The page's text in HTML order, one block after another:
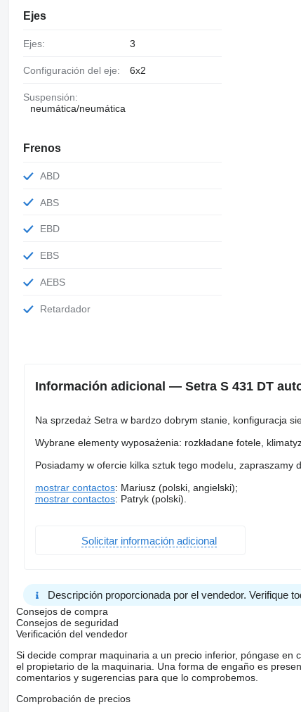
Ejes
Ejes: 3
Configuración del eje: 6x2
Suspensión:
neumática/neumática
Frenos
ABD
ABS
EBD
EBS
AEBS
Retardador
Información adicional — Setra S 431 DT
Na sprzedaż Setra w bardzo dobrym stanie, konfiguracja
Wybrane elementy wyposażenia: rozkładane fotele,
Posiadamy w ofercie kilka sztuk tego modelu, zapraszamy
mostrar contactos: Mariusz (polski, angielski);
mostrar contactos: Patryk (polski).
Solicitar información adicional
Descripción proporcionada por el vendedor. Verifique
Consejos de compra
Consejos de seguridad
Verificación del vendedor
Si decide comprar maquinaria a un precio inferior, póngase
el propietario de la maquinaria. Una forma de engaño es
comentarios y sugerencias para que lo comprobemos.
Comprobación de precios